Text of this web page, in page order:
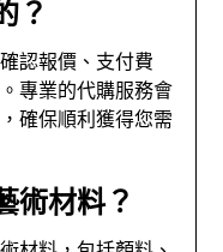
？
認報價、支付費
專業的代購服務會
確保順利獲得您需
術材料？